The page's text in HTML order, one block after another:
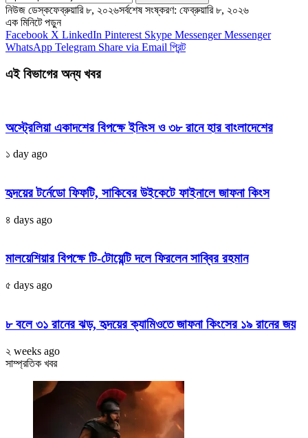
নিউজ ডেস্কফেব্রুয়ারি ৮, ২০২৬সর্বশেষ সংষ্করণ: ফেব্রুয়ারি ৮, ২০২৬
এক মিনিটে পড়ুন
Facebook X LinkedIn Pinterest Skype Messenger Messenger
WhatsApp Telegram Share via Email প্রিন্ট
এই বিভাগের অন্য খবর
অস্ট্রেলিয়া একাদশের বিপক্ষে ইনিংস ও ৩৮ রানে হার বাংলাদেশের
১ day ago
হৃদয়ের টর্নেডো ফিফটি, সাকিবের উইকেটে ফাইনালে জাফনা কিংস
৪ days ago
মালয়েশিয়ার বিপক্ষে টি-টোয়েন্টি দলে ফিরলেন সাব্বির রহমান
৫ days ago
৮ বলে ৩১ রানের ঝড়, হৃদয়ের ক্যামিওতে জাফনা কিংসের ১৯ রানের জয়
২ weeks ago
সাম্প্রতিক খবর